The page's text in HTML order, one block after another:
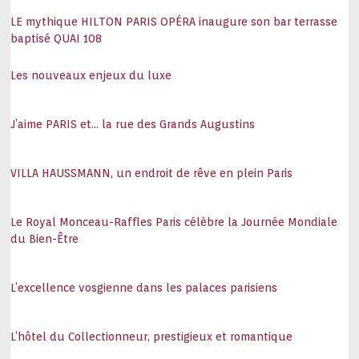
LE mythique HILTON PARIS OPÉRA inaugure son bar terrasse
baptisé QUAI 108
Les nouveaux enjeux du luxe
J’aime PARIS et… la rue des Grands Augustins
VILLA HAUSSMANN, un endroit de rêve en plein Paris
Le Royal Monceau-Raffles Paris célèbre la Journée Mondiale
du Bien-Être
L’excellence vosgienne dans les palaces parisiens
L’hôtel du Collectionneur, prestigieux et romantique